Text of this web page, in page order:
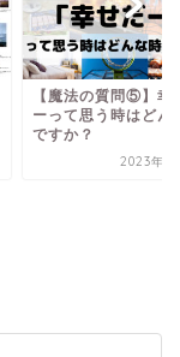
【魔法の質問⑤】幸
ーって思う時はどん
ですか？
2023年1